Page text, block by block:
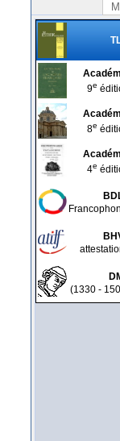
9e
8e
4e
(1330 -